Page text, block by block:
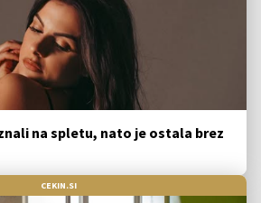
na spletu, nato je ostala brez
CEKIN.SI